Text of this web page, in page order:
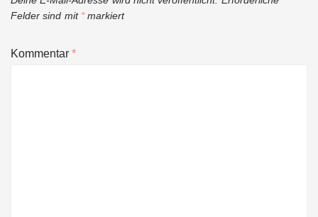
Felder sind mit *markiert
Kommentar*